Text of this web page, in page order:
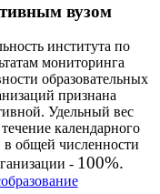
вузом
института по
мониторинга
образовательных
признана
Удельный вес
календарного
в общей численности
- 100%.